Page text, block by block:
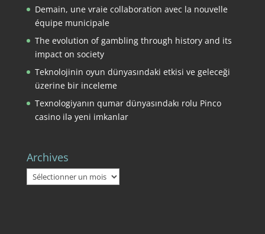
Demain, une vraie collaboration avec la nouvelle
équipe municipale
The evolution of gambling through history and its
impact on society
Teknolojinin oyun dünyasındaki etkisi ve geleceği
üzerine bir inceleme
Texnologiyanın qumar dünyasındakı rolu Pinco
casino ilə yeni imkanlar
Archives
Archives